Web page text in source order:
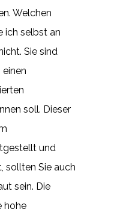
Welchen
ich selbst an
Sie sind
soll. Dieser
und
sollten Sie auch
sein. Die
hohe